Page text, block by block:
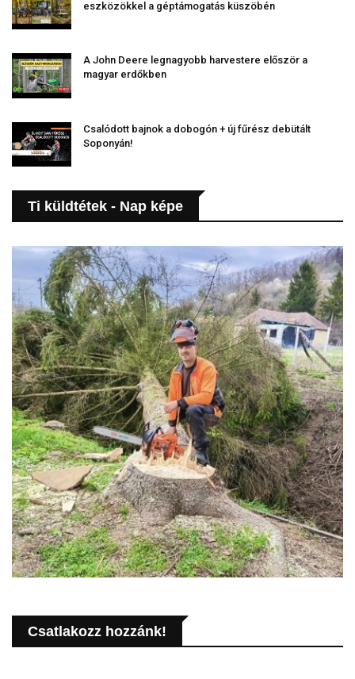
eszközökkel a géptámogatás küszöbén
A John Deere legnagyobb harvestere először a
magyar erdőkben
Csalódott bajnok a dobogón + új fűrész debütált
Soponyán!
Ti küldtétek - Nap képe
Csatlakozz hozzánk!